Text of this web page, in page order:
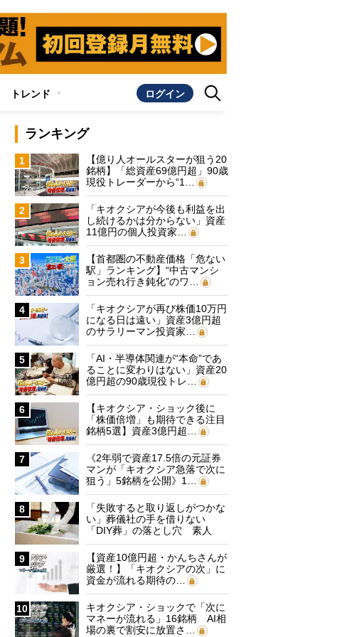
トレンド ログイン
ランキング
1
【億り人オールスターが狙う20
銘柄】「総資産69億円超」90歳
現役トレーダーから“1…
2
「キオクシアが今後も利益を出
し続けるかは分からない」資産
11億円の個人投資家…
3
【首都圏の不動産価格「危ない
駅」ランキング】“中古マンシ
ョン売れ行き鈍化”のワ…
4
「キオクシアが再び株価10万円
になる日は遠い」資産3億円超
のサラリーマン投資家…
5
「AI・半導体関連が“本命”であ
ることに変わりはない」資産20
億円超の90歳現役トレ…
6
【キオクシア・ショック後に
「株価倍増」も期待できる注目
銘柄5選】資産3億円超…
7
《2年弱で資産17.5倍の元証券
マンが「キオクシア急落で次に
狙う」5銘柄を公開》1…
8
「失敗すると取り返しがつかな
い」葬儀社の手を借りない
「DIY葬」の落とし穴 素人
に…
9
【資産10億円超・かんちさんが
厳選！】「キオクシアの次」に
資金が流れる期待の…
10
キオクシア・ショックで「次に
マネーが流れる」16銘柄 AI相
場の裏で割安に放置さ…